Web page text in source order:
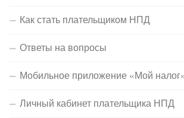
Как стать плательщиком НПД
Ответы на вопросы
Мобильное приложение «Мой
Личный кабинет плательщика НПД